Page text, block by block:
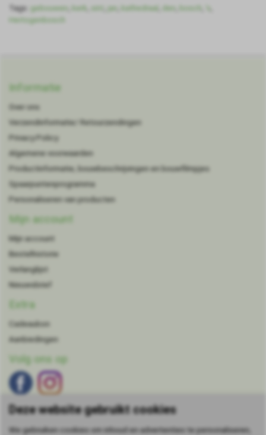
Tags: gebouwen kerk sint jan kathedraal den bosch
Hertogenbosch
Informatie
Over ons
Verzendinformatie/ Retourzendingen
Privacy Policy
Algemene voorwaarden
Productinformatie, bouwbeschrijvingen en bouwfilmpjes
Spaarpuntenprogramma
Personaliseren van producten
Mijn account
Mijn account
Bestelhistorie
Verlanglijst
Nieuwsbrief
Extra
Cadeaubon
Aanbiedingen
Volg ons op
Deze website gebruikt cookies
We gebruiken cookies om inhoud en advertenties te personaliseren,